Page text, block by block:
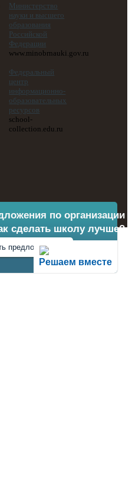
Министерство
науки и высшего
образования
Российской
Федерации
www.minobrnauki.gov.ru
Федеральный
центр
информационно-
образовательных
ресурсов
school-
collection.edu.ru
Решаем вместе
по организации
сделать школу лучше?
предложение